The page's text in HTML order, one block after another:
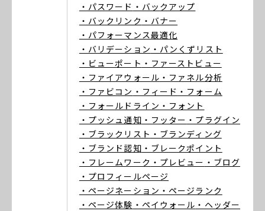
・パスワード ・バックアップ
・バックリンク ・バナー
・パフォーマンス最適化
・バリデーション ・パンくずリスト
・ビューポート ・ファーストビュー
・ファイアウォール ・ファネル分析
・ファビコン ・フィード ・フォーム
・フォールドライン ・フォント
・プッシュ通知 ・フッター ・プラグイン
・ブラックリスト ・ブランディング
・ブランド認知 ・ブレークポイント
・フレームワーク ・プレビュー ・ブログ
・プロフィールページ
・ページネーション ・ページランク
・ページ体験 ・ペイウォール ・ヘッダー